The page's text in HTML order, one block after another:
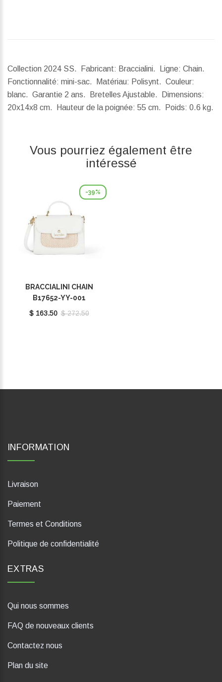
Collection 2024 SS. Fabricant: Braccialini. Ligne: Chain.
Fonctionnalité: mini-sac. Matériau: Polisynt. Couleur:
blanc. Garantie 2 ans. Bretelles Ajustable.
Dimensions:
20x14x8 cm.
Hauteur de la poignée: 55 cm. Poids: 0.6 kg.
Vous pourriez également être
intéressé
-39%
BRACCIALINI CHAIN
B17652-YY-001
$ 163.50 $ 272.50
INFORMATION
Livraison
Paiement
Termes et Conditions
Politique de confidentialité
EXTRAS
Qui nous sommes
FAQ de nouveaux clients
Contactez nous
Plan du site